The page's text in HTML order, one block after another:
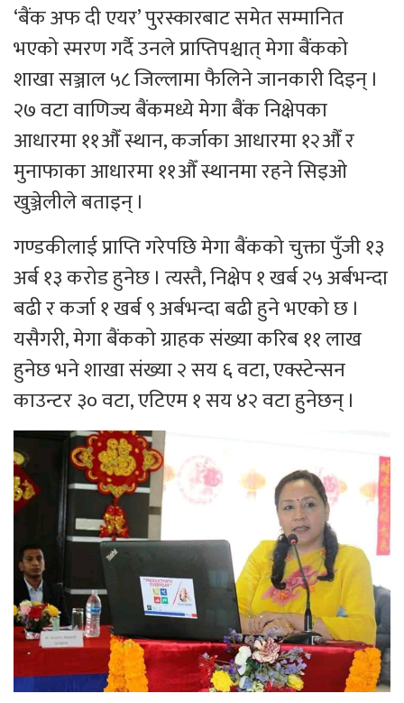
‘बैंक अफ दी एयर’ पुरस्कारबाट समेत सम्मानित
भएको स्मरण गर्दै उनले प्राप्तिपश्चात् मेगा बैंकको
शाखा सञ्जाल ५८ जिल्लामा फैलिने जानकारी दिइन् ।
२७ वटा वाणिज्य बैंकमध्ये मेगा बैंक निक्षेपका
आधारमा ११औँ स्थान, कर्जाका आधारमा १२औँ र
मुनाफाका आधारमा ११औँ स्थानमा रहने सिइओ
खुञ्जेलीले बताइन् ।
गण्डकीलाई प्राप्ति गरेपछि मेगा बैंकको चुक्ता पुँजी १३
अर्ब १३ करोड हुनेछ । त्यस्तै, निक्षेप १ खर्ब २५ अर्बभन्दा
बढी र कर्जा १ खर्ब ९ अर्बभन्दा बढी हुने भएको छ ।
यसैगरी, मेगा बैंकको ग्राहक संख्या करिब ११ लाख
हुनेछ भने शाखा संख्या २ सय ६ वटा, एक्स्टेन्सन
काउन्टर ३० वटा, एटिएम १ सय ४२ वटा हुनेछन् ।